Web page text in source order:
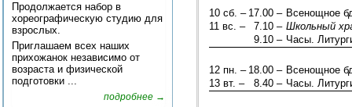
Продолжается набор в
хореографическую студию для
взрослых.
Приглашаем всех наших
прихожанок независимо от
возраста и физической
подготовки ...
подробнее →
10 сб. – 17.00 – Всенощное
11 вс. –
7.10 – Школьный
9.10 – Часы.
12 пн. – 18.00 – Всенощное
13 вт. –
8.40 – Часы.